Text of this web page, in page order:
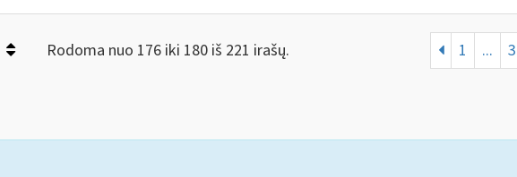
Rodoma nuo 176 iki 180 iš 221 irašų. 1 ...